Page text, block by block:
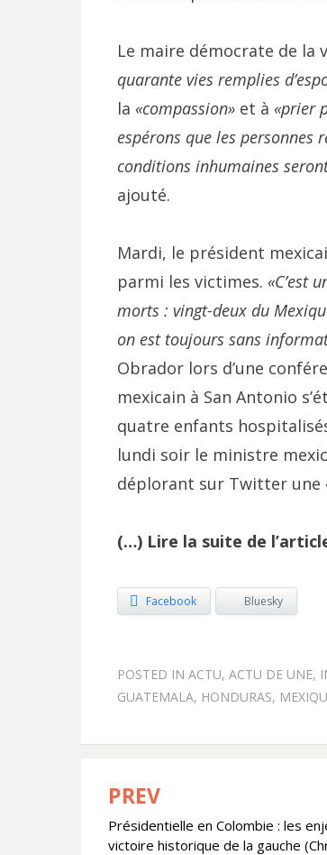
Le maire démocrate de la
quarante vies remplies
la «compassion»et à «prier
espérons que les personnes
conditions inhumaines
ajouté.
Mardi, le président
parmi les victimes. «C’est
morts : vingt-deux du
on est toujours sans
Obrador lors d’une
mexicain à San Antonio
quatre enfants
lundi soir le ministre
déplorant sur Twitter une
(…) Lire la suite de
Facebook Bluesky
POSTED IN ACTU, ACTU DE UNE,
GUATEMALA, HONDURAS,
Navigation
de
PREV
Présidentielle en Colombie : les
victoire historique de la gauche